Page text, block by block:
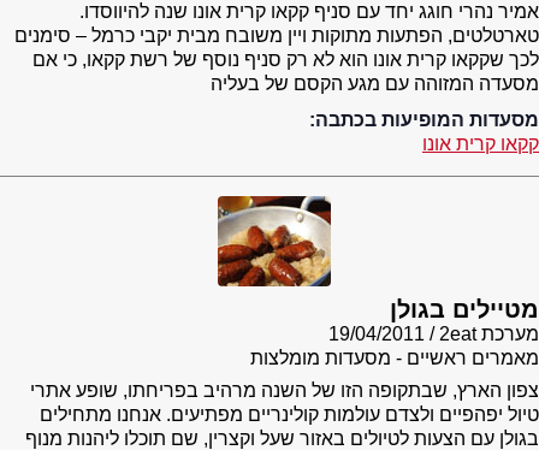
אמיר נהרי חוגג יחד עם סניף קקאו קרית אונו שנה להיווסדו.
טארטלטים, הפתעות מתוקות ויין משובח מבית יקבי כרמל – סימנים
לכך שקקאו קרית אונו הוא לא רק סניף נוסף של רשת קקאו, כי אם
מסעדה המזוהה עם מגע הקסם של בעליה
מסעדות המופיעות בכתבה:
קקאו קרית אונו
מטיילים בגולן
מערכת 2eat
19/04/2011
מאמרים ראשיים - מסעדות מומלצות
צפון הארץ, שבתקופה הזו של השנה מרהיב בפריחתו, שופע אתרי
טיול יפהפיים ולצדם עולמות קולינריים מפתיעים. אנחנו מתחילים
בגולן עם הצעות לטיולים באזור שעל וקצרין, שם תוכלו ליהנות מנוף